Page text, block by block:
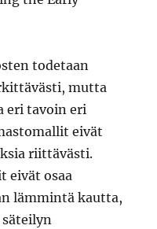
todetaan
mutta
eri tavoin eri
eivät
riittävästi.
eivät osaa
lämmintä kautta,